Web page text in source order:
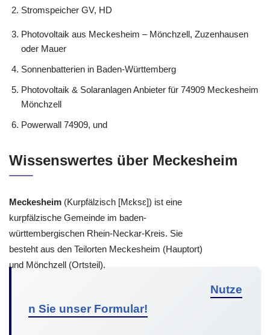
Stromspeicher GV, HD
Photovoltaik aus Meckesheim – Mönchzell, Zuzenhausen
oder Mauer
Sonnenbatterien in Baden-Württemberg
Photovoltaik & Solaranlagen Anbieter für 74909 Meckesheim
Mönchzell
Powerwall 74909, und
Wissenswertes über Meckesheim
Meckesheim (Kurpfälzisch [Mɛksɛ]) ist eine
kurpfälzische Gemeinde im baden-
württembergischen Rhein-Neckar-Kreis. Sie
besteht aus den Teilorten Meckesheim (Hauptort)
und Mönchzell (Ortsteil).
Nutze
n Sie unser Formular!